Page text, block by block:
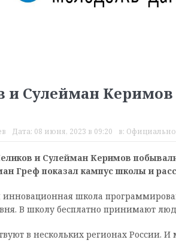
и Сулейман
Дата: 08 июня, 2023 в 09:20 в: Официально
и Сулейман Керимов
Греф показал кампус школы и
инновационная школа
В школу бесплатно принимают
в нескольких регионах России.